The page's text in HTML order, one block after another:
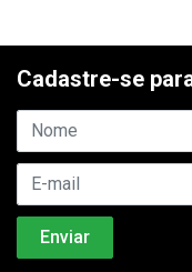
Cadastre-se